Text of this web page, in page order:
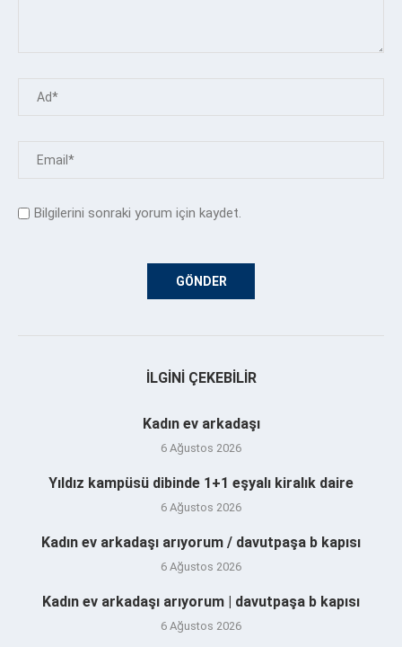
Bilgilerini sonraki yorum için kaydet.
İLGINI ÇEKEBILIR
Kadın ev arkadaşı
6 Ağustos 2026
Yıldız kampüsü dibinde 1+1 eşyalı kiralık daire
6 Ağustos 2026
Kadın ev arkadaşı arıyorum / davutpaşa b kapısı
6 Ağustos 2026
Kadın ev arkadaşı arıyorum | davutpaşa b kapısı
6 Ağustos 2026